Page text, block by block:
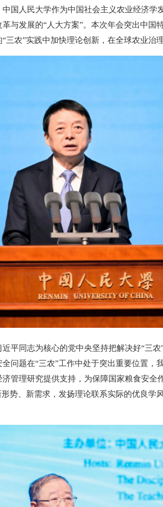
国人民大学作为中国社会主义农业经济学
与发展的“人大方案”。本次年会突出中国
农”实践中加快理论创新，在全球农业治
平同志为核心的党中央坚持把解决好“三
问题在“三农”工作中处于突出重要位置，
管理研究提供支持，为保障国家粮食安全
势、新需求，发扬理论联系实际的优良学